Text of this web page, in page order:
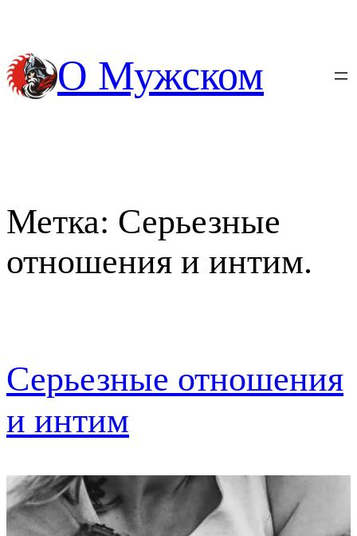
содержимомуО Мужском
Метка: Серьезные
отношения и интим.
Серьезные отношения
и интим